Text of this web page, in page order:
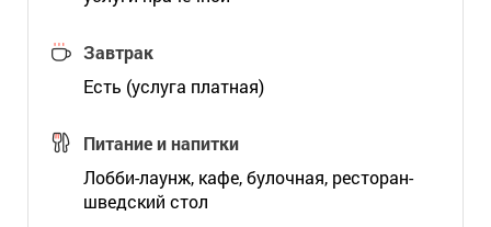
Завтрак
Есть (услуга платная)
Питание и напитки
Лобби-лаунж, кафе, булочная, ресторан-
шведский стол